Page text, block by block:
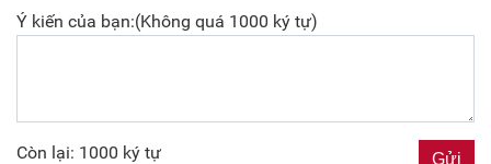
Ý kiến của bạn:(Không quá 1000 ký tự)
Còn lại: 1000 ký tự